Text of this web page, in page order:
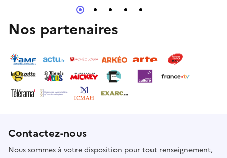
Nos partenaires
Contactez-nous
Nous sommes à votre disposition pour tout renseignement,